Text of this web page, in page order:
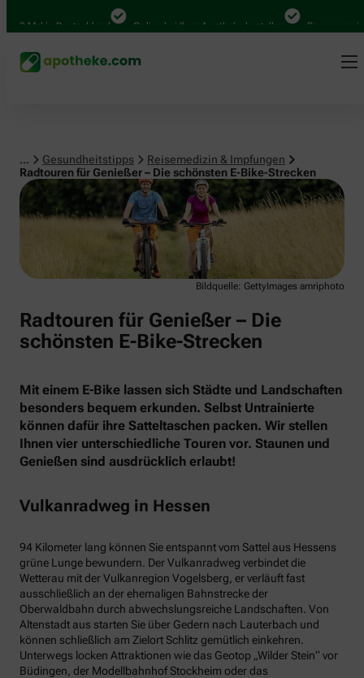
Mal in Deutschland Online bei Ihrer Apotheke bestellen Bequem
... Gesundheitstipps
Reisemedizin & Impfungen
Radtouren für Genießer – Die schönsten E-Bike-Strecken
Reisemedizin & Impfungen
Bildquelle: GettyImages amriphoto
Radtouren für Genießer – Die
schönsten E-Bike-Strecken
Mit einem E-Bike lassen sich Städte und Landschaften
besonders bequem erkunden. Selbst Untrainierte
können dafür ihre Satteltaschen packen. Wir stellen
Ihnen vier unterschiedliche Touren vor. Staunen und
Genießen sind ausdrücklich erlaubt!
Vulkanradweg in Hessen
94 Kilometer lang können Sie entspannt vom Sattel aus Hessens
grüne Lunge bewundern. Der Vulkanradweg verbindet die
Wetterau mit der Vulkanregion Vogelsberg, er verläuft fast
ausschließlich an der ehemaligen Bahnstrecke der
Oberwaldbahn durch abwechslungsreiche Landschaften. Von
Altenstadt aus starten Sie über Gedern nach Lauterbach und
können schließlich am Zielort Schlitz gemütlich einkehren.
Unterwegs locken Attraktionen wie das Geotop „Wilder Stein“ vor
Büdingen, der Modellbahnhof Stockheim oder das